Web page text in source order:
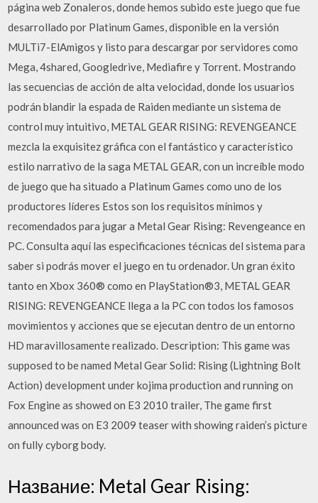
página web Zonaleros, donde hemos subido este juego que fue
desarrollado por Platinum Games, disponible en la versión
MULTi7-ElAmigos y listo para descargar por servidores como
Mega, 4shared, Googledrive, Mediafire y Torrent. Mostrando
las secuencias de acción de alta velocidad, donde los usuarios
podrán blandir la espada de Raiden mediante un sistema de
control muy intuitivo, METAL GEAR RISING: REVENGEANCE
mezcla la exquisitez gráfica con el fantástico y característico
estilo narrativo de la saga METAL GEAR, con un increíble modo
de juego que ha situado a Platinum Games como uno de los
productores líderes Estos son los requisitos mínimos y
recomendados para jugar a Metal Gear Rising: Revengeance en
PC. Consulta aquí las especificaciones técnicas del sistema para
saber si podrás mover el juego en tu ordenador. Un gran éxito
tanto en Xbox 360® como en PlayStation®3, METAL GEAR
RISING: REVENGEANCE llega a la PC con todos los famosos
movimientos y acciones que se ejecutan dentro de un entorno
HD maravillosamente realizado. Description: This game was
supposed to be named Metal Gear Solid: Rising (Lightning Bolt
Action) development under kojima production and running on
Fox Engine as showed on E3 2010 trailer, The game first
announced was on E3 2009 teaser with showing raiden’s picture
on fully cyborg body.
Название: Metal Gear Rising: